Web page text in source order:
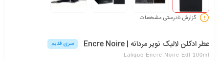
گزارش نادرستی مشخصات
عطر ادکلن لالیک نویر مردانه | Encre Noire سری قدیم
Lalique Encre Noire Edt 100ml